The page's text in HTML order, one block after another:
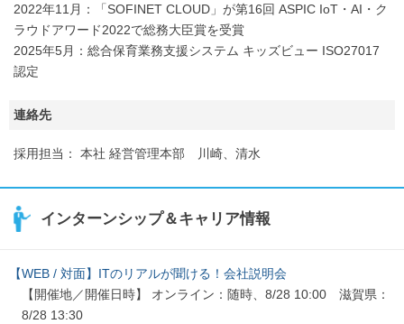
2022年11月：「SOFINET CLOUD」が第16回 ASPIC IoT・AI・ク
ラウドアワード2022で総務大臣賞を受賞
2025年5月：総合保育業務支援システム キッズビュー ISO27017
認定
連絡先
採用担当： 本社 経営管理本部 川崎、清水
インターンシップ＆キャリア情報
【WEB / 対面】ITのリアルが聞ける！会社説明会
【開催地／開催日時】 オンライン：随時、8/28 10:00 滋賀県：
8/28 13:30